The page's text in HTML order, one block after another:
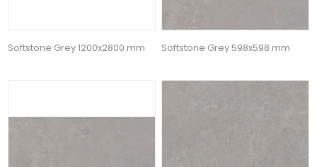
Softstone Grey 1200x2800 mm Softstone Grey 598x598 mm